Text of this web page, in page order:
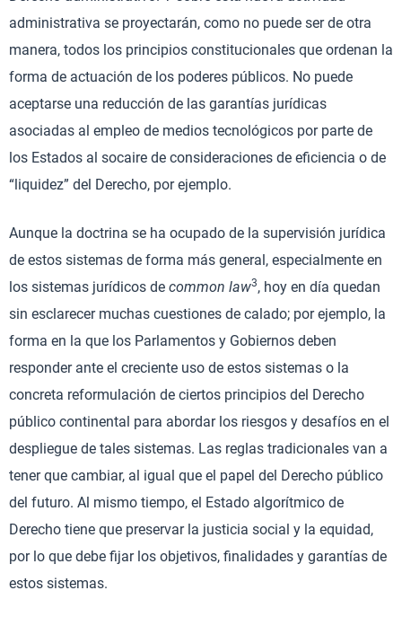
administrativa se proyectarán, como no puede ser de otra
manera, todos los principios constitucionales que ordenan la
forma de actuación de los poderes públicos. No puede
aceptarse una reducción de las garantías jurídicas
asociadas al empleo de medios tecnológicos por parte de
los Estados al socaire de consideraciones de eficiencia o de
“liquidez” del Derecho, por ejemplo.
Aunque la doctrina se ha ocupado de la supervisión jurídica
de estos sistemas de forma más general, especialmente en
los sistemas jurídicos de common law3, hoy en día quedan
sin esclarecer muchas cuestiones de calado; por ejemplo, la
forma en la que los Parlamentos y Gobiernos deben
responder ante el creciente uso de estos sistemas o la
concreta reformulación de ciertos principios del Derecho
público continental para abordar los riesgos y desafíos en el
despliegue de tales sistemas. Las reglas tradicionales van a
tener que cambiar, al igual que el papel del Derecho público
del futuro. Al mismo tiempo, el Estado algorítmico de
Derecho tiene que preservar la justicia social y la equidad,
por lo que debe fijar los objetivos, finalidades y garantías de
estos sistemas.